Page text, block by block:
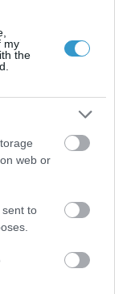
my
the
web or
to